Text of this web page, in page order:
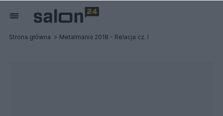
Strona główna Metalmania 2018 - Relacja cz. I